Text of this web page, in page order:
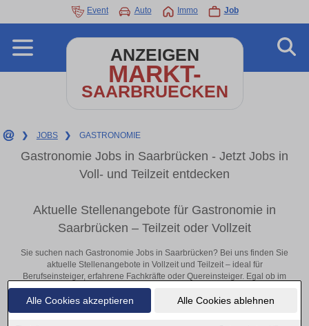
Alle Cookies akzeptieren Alle Cookies ablehnen
Event Auto Immo Job
ANZEIGEN
MARKT-
SAARBRUECKEN
❯ JOBS ❯ GASTRONOMIE
Gastronomie Jobs in Saarbrücken - Jetzt Jobs in
Voll- und Teilzeit entdecken
Aktuelle Stellenangebote für Gastronomie in
Saarbrücken – Teilzeit oder Vollzeit
Sie suchen nach Gastronomie Jobs in Saarbrücken? Bei uns finden Sie
aktuelle Stellenangebote in Vollzeit und Teilzeit – ideal für
Berufseinsteiger, erfahrene Fachkräfte oder Quereinsteiger. Egal ob im
Büro, vor Ort oder remote: Entdecken Sie jetzt neue Chancen in Ihrer
Region und bewerben Sie sich direkt auf passende Gastronomie-
Stellen in Saarbrücken!